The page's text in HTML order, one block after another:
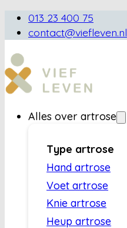
013 23 400 75
contact@viefleven.nl
Alles over artrose
Type artrose
Hand artrose
Voet artrose
Knie artrose
Heup artrose